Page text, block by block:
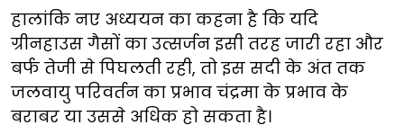
हालांकि नए अध्ययन का कहना है कि यदि
ग्रीनहाउस गैसों का उत्सर्जन इसी तरह जारी रहा और
बर्फ तेजी से पिघलती रही, तो इस सदी के अंत तक
जलवायु परिवर्तन का प्रभाव चंद्रमा के प्रभाव के
बराबर या उससे अधिक हो सकता है।